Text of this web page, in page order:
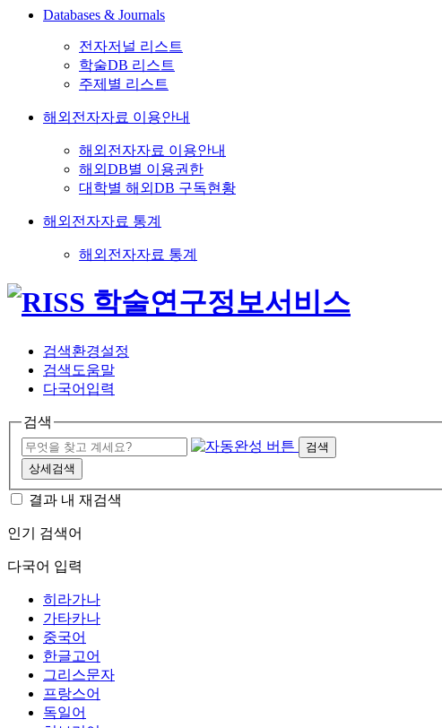
Databases & Journals
전자저널 리스트
학술DB 리스트
주제별 리스트
해외전자자료 이용안내
해외전자자료 이용안내
해외DB별 이용권한
대학별 해외DB 구독현황
해외전자자료 통계
해외전자자료 통계
검색환경설정
검색도움말
다국어입력
검색
검색
상세검색
결과 내 재검색
인기 검색어
다국어 입력
히라가나
가타카나
중국어
한글고어
그리스문자
프랑스어
독일어